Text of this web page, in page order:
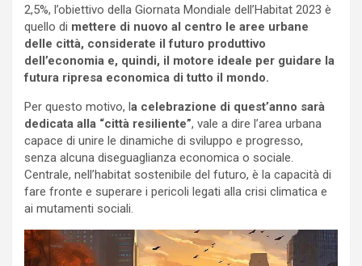
2,5%, l’obiettivo della Giornata Mondiale dell’Habitat 2023 è
quello di mettere di nuovo al centro le aree urbane
delle città, considerate il futuro produttivo
dell’economia e, quindi, il motore ideale per guidare la
futura ripresa economica di tutto il mondo.
Per questo motivo, l a celebrazione di quest’anno sarà
dedicata alla “città resiliente”, vale a dire l’area urbana
capace di unire le dinamiche di sviluppo e progresso,
senza alcuna diseguaglianza economica o sociale.
Centrale, nell’habitat sostenibile del futuro, è la capacità di
fare fronte e superare i pericoli legati alla crisi climatica e
ai mutamenti sociali.